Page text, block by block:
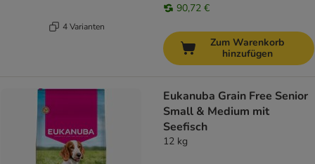
4 Varianten
90,72 €
Zum Warenkorb
hinzufügen
Eukanuba Grain Free Senior
Small & Medium mit
Seefisch
12 kg